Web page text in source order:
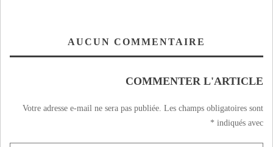
AUCUN COMMENTAIRE
COMMENTER L'ARTICLE
Votre adresse e-mail ne sera pas publiée. Les champs obligatoires sont
indiqués avec
*